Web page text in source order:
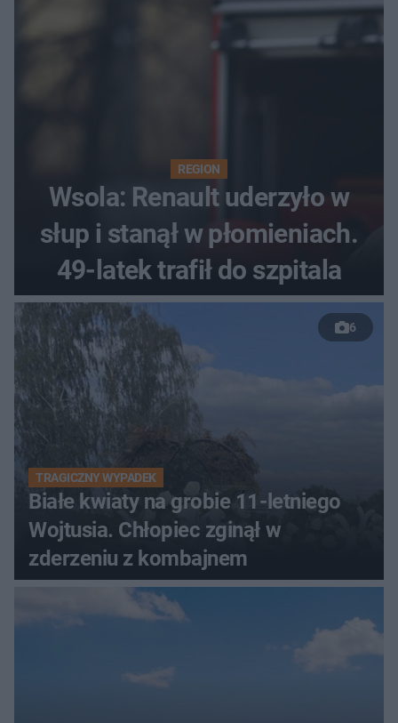
REGION
Wsola: Renault uderzyło w
słup i stanął w płomieniach.
49-latek trafił do szpitala
6
TRAGICZNY WYPADEK
Białe kwiaty na grobie 11-letniego
Wojtusia. Chłopiec zginął w
zderzeniu z kombajnem